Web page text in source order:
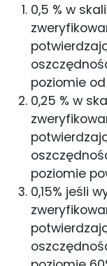
0,5 % w
poziomie
0,25 % w
poziomie
0,15% jeśli